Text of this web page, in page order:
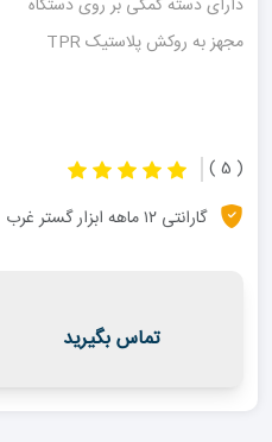
دارای دسته کمکی بر روی دستگاه
مجهز به روکش پلاستیک TPR
( 5 )
گارانتی ۱۲ ماهه ابزار گستر غرب
تماس بگیرید